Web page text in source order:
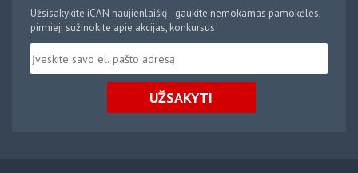
Užsisakykite iCAN naujienlaiškį - gaukite nemokamas pamokėles,
pirmieji sužinokite apie akcijas, konkursus!
UŽSAKYTI